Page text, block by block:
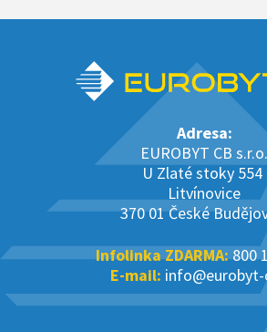
Adresa:
EUROBYT CB s.r.o.
U Zlaté stoky 554
Litvínovice
370 01 České
Infolinka ZDARMA:800
E-mail: info@eurobyt-